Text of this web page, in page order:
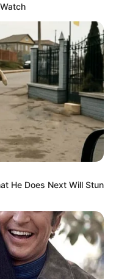
He Does Next Will Stun